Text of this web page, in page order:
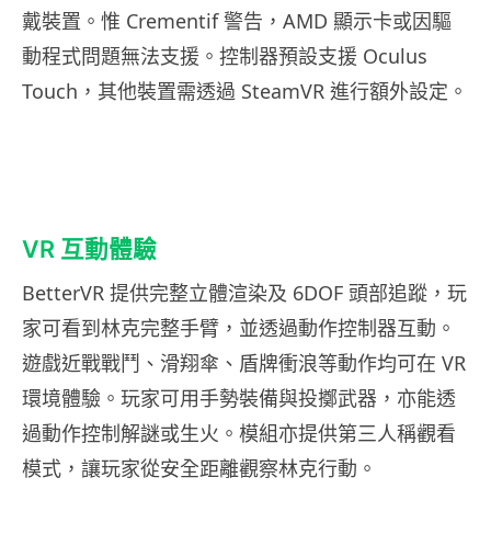
戴裝置。惟 Crementif 警告，AMD 顯示卡或因驅
動程式問題無法支援。控制器預設支援 Oculus
Touch，其他裝置需透過 SteamVR 進行額外設定。
VR 互動體驗
BetterVR 提供完整立體渲染及 6DOF 頭部追蹤，玩
家可看到林克完整手臂，並透過動作控制器互動。
遊戲近戰戰鬥、滑翔傘、盾牌衝浪等動作均可在 VR
環境體驗。玩家可用手勢裝備與投擲武器，亦能透
過動作控制解謎或生火。模組亦提供第三人稱觀看
模式，讓玩家從安全距離觀察林克行動。